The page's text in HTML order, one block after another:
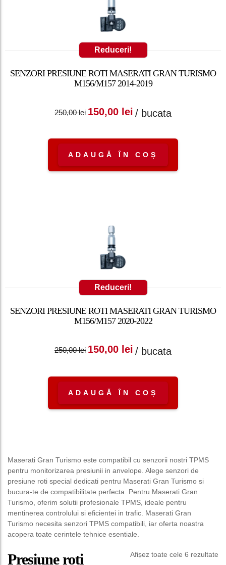
Reduceri!
SENZORI PRESIUNE ROTI MASERATI GRAN TURISMO
M156/M157 2014-2019
250,00lei
Prețul inițial a fost:
150,00 lei
Prețul curent
/ bucata
ADAUGĂ ÎN COȘ
Reduceri!
SENZORI PRESIUNE ROTI MASERATI GRAN TURISMO
M156/M157 2020-2022
250,00lei
Prețul inițial a fost:
150,00 lei
Prețul curent
/ bucata
ADAUGĂ ÎN COȘ
Maserati Gran Turismo este compatibil cu senzorii nostri TPMS
pentru monitorizarea presiunii in anvelope. Alege senzori de
presiune roti special dedicati pentru Maserati Gran Turismo si
bucura-te de compatibilitate perfecta. Pentru Maserati Gran
Turismo, oferim solutii profesionale TPMS, ideale pentru
mentinerea controlului si eficientei in trafic. Maserati Gran
Turismo necesita senzori TPMS compatibili, iar oferta noastra
acopera toate cerintele tehnice esentiale.
Afișez toate cele 6 rezultate
Presiune roti